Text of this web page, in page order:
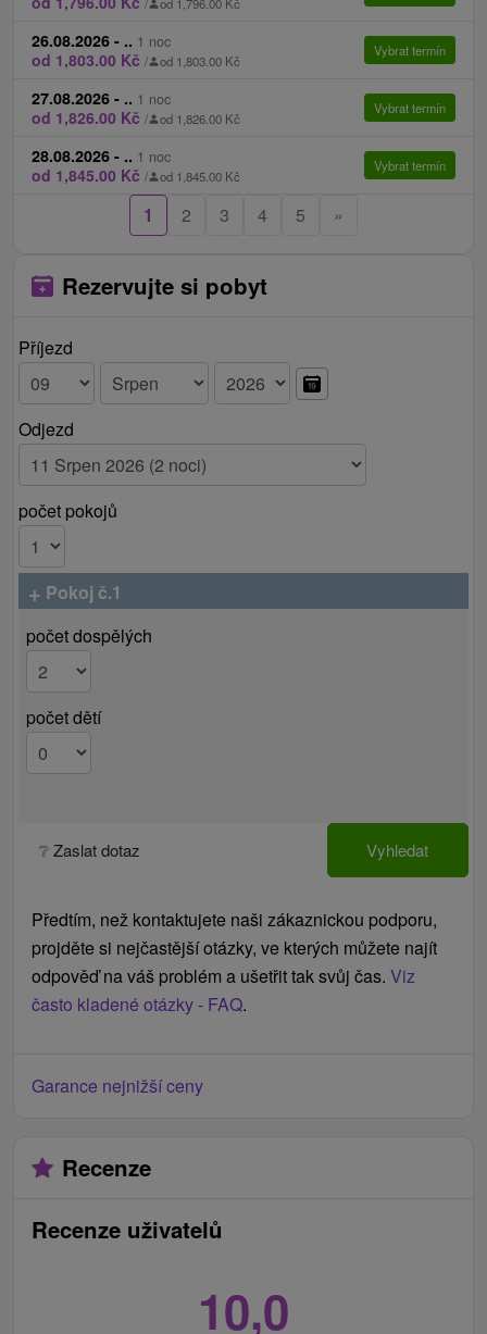
/ od 1,796.00 Kč
26.08.2026 - .. 1 noc
od 1,803.00 Kč / od 1,803.00 Kč
Vybrat termín
27.08.2026 - .. 1 noc
od 1,826.00 Kč / od 1,826.00 Kč
Vybrat termín
28.08.2026 - .. 1 noc
od 1,845.00 Kč / od 1,845.00 Kč
Vybrat termín
1 2 3 4 5 »
Rezervujte si pobyt
Příjezd
Odjezd
počet pokojů
+ Pokoj č.1
počet dospělých
počet dětí
❔ Zaslat dotaz Vyhledat
Předtím, než kontaktujete naši zákaznickou podporu,
projděte si nejčastější otázky, ve kterých můžete najít
odpověď na váš problém a ušetřit tak svůj čas. Viz
často kladené otázky - FAQ.
Garance nejnižší ceny
Recenze
Recenze uživatelů
10,0